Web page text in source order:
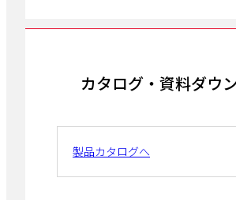
カタログ・資料ダウ
製品カタログへ